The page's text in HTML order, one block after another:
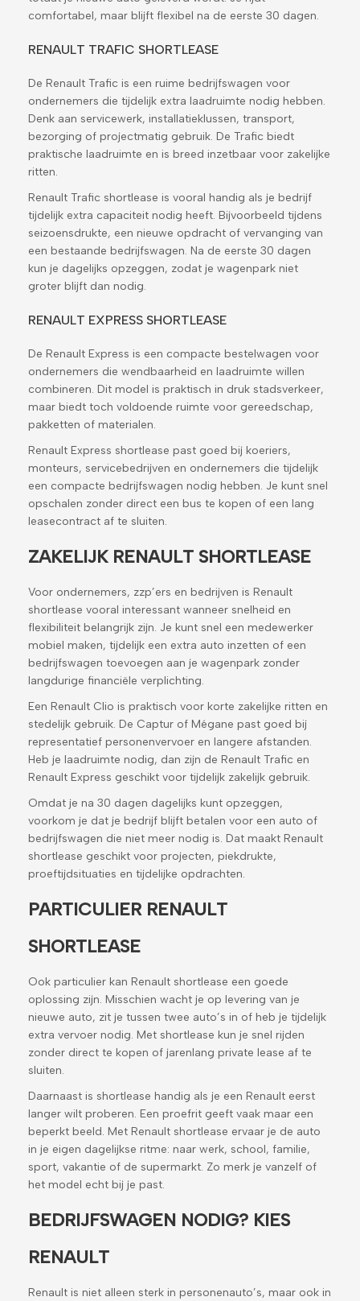
comfortabel, maar blijft flexibel na de eerste 30 dagen.
RENAULT TRAFIC SHORTLEASE
De Renault Trafic is een ruime bedrijfswagen voor
ondernemers die tijdelijk extra laadruimte nodig hebben.
Denk aan servicewerk, installatieklussen, transport,
bezorging of projectmatig gebruik. De Trafic biedt
praktische laadruimte en is breed inzetbaar voor zakelijke
ritten.
Renault Trafic shortlease is vooral handig als je bedrijf
tijdelijk extra capaciteit nodig heeft. Bijvoorbeeld tijdens
seizoensdrukte, een nieuwe opdracht of vervanging van
een bestaande bedrijfswagen. Na de eerste 30 dagen
kun je dagelijks opzeggen, zodat je wagenpark niet
groter blijft dan nodig.
RENAULT EXPRESS SHORTLEASE
De Renault Express is een compacte bestelwagen voor
ondernemers die wendbaarheid en laadruimte willen
combineren. Dit model is praktisch in druk stadsverkeer,
maar biedt toch voldoende ruimte voor gereedschap,
pakketten of materialen.
Renault Express shortlease past goed bij koeriers,
monteurs, servicebedrijven en ondernemers die tijdelijk
een compacte bedrijfswagen nodig hebben. Je kunt snel
opschalen zonder direct een bus te kopen of een lang
leasecontract af te sluiten.
ZAKELIJK RENAULT SHORTLEASE
Voor ondernemers, zzp’ers en bedrijven is Renault
shortlease vooral interessant wanneer snelheid en
flexibiliteit belangrijk zijn. Je kunt snel een medewerker
mobiel maken, tijdelijk een extra auto inzetten of een
bedrijfswagen toevoegen aan je wagenpark zonder
langdurige financiële verplichting.
Een Renault Clio is praktisch voor korte zakelijke ritten en
stedelijk gebruik. De Captur of Mégane past goed bij
representatief personenvervoer en langere afstanden.
Heb je laadruimte nodig, dan zijn de Renault Trafic en
Renault Express geschikt voor tijdelijk zakelijk gebruik.
Omdat je na 30 dagen dagelijks kunt opzeggen,
voorkom je dat je bedrijf blijft betalen voor een auto of
bedrijfswagen die niet meer nodig is. Dat maakt Renault
shortlease geschikt voor projecten, piekdrukte,
proeftijdsituaties en tijdelijke opdrachten.
PARTICULIER RENAULT
SHORTLEASE
Ook particulier kan Renault shortlease een goede
oplossing zijn. Misschien wacht je op levering van je
nieuwe auto, zit je tussen twee auto’s in of heb je tijdelijk
extra vervoer nodig. Met shortlease kun je snel rijden
zonder direct te kopen of jarenlang private lease af te
sluiten.
Daarnaast is shortlease handig als je een Renault eerst
langer wilt proberen. Een proefrit geeft vaak maar een
beperkt beeld. Met Renault shortlease ervaar je de auto
in je eigen dagelijkse ritme: naar werk, school, familie,
sport, vakantie of de supermarkt. Zo merk je vanzelf of
het model echt bij je past.
BEDRIJFSWAGEN NODIG? KIES
RENAULT
Renault is niet alleen sterk in personenauto’s, maar ook in